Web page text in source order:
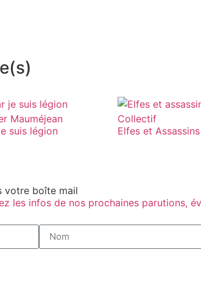
Mauméjean
suis légion
Collectif
Elfes et Assassins
votre boîte mail
les infos de nos prochaines parutions,